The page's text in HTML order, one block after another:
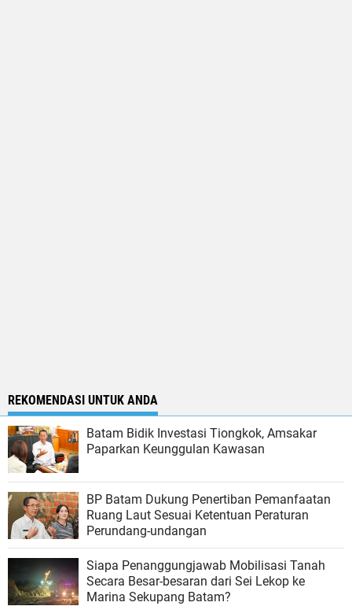
REKOMENDASI UNTUK ANDA
Batam Bidik Investasi Tiongkok, Amsakar
Paparkan Keunggulan Kawasan
BP Batam Dukung Penertiban Pemanfaatan
Ruang Laut Sesuai Ketentuan Peraturan
Perundang-undangan
Siapa Penanggungjawab Mobilisasi Tanah
Secara Besar-besaran dari Sei Lekop ke
Marina Sekupang Batam?